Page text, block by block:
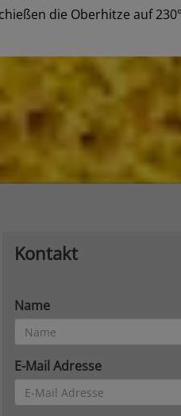
die Oberhitze auf
Kontakt
Name
E-Mail Adresse